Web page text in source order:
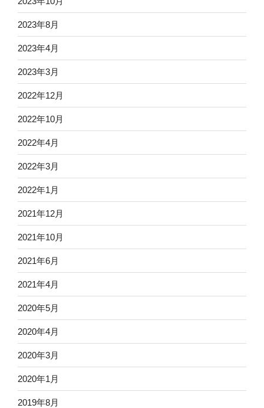
2023年8月
2023年4月
2023年3月
2022年12月
2022年10月
2022年4月
2022年3月
2022年1月
2021年12月
2021年10月
2021年6月
2021年4月
2020年5月
2020年4月
2020年3月
2020年1月
2019年8月